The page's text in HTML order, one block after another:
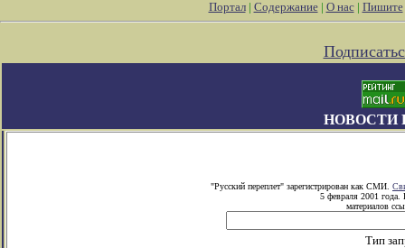
Портал| Содержание| О нас| Пишите
НОВОСТИ
"Русский переплет" зарегистрирован как СМИ.
5 февраля 2001 года.
материалов
Тип